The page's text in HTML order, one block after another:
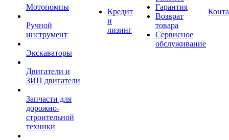
Мотопомпы
Ручной
инструмент
Экскаваторы
Двигатели и
ЗИП двигатели
Запчасти для
дорожно-
строительной
техники
Кредит
и
лизинг
Гарантия
Возврат
товара
Сервисное
обслуживание